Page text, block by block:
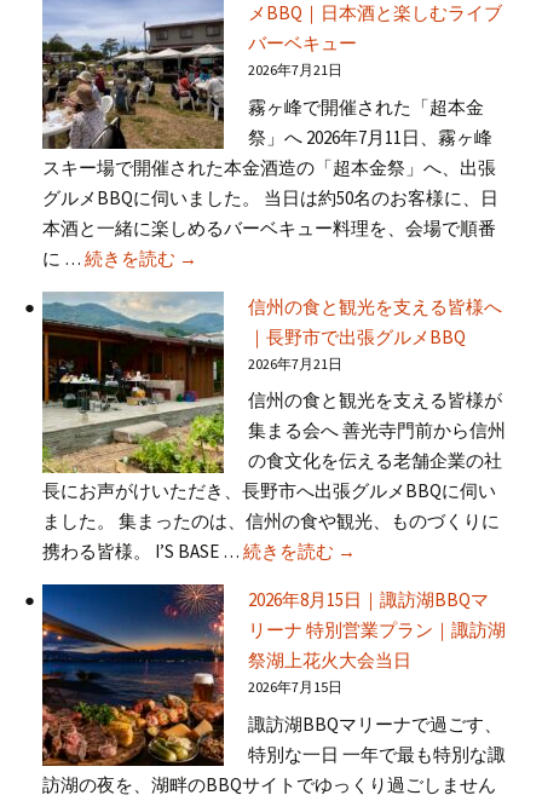
メBBQ｜日本酒と楽しむライブ
バーベキュー
2026年7月21日
霧ヶ峰で開催された「超本金
祭」へ 2026年7月11日、霧ヶ峰
スキー場で開催された本金酒造の「超本金祭」へ、出張
グルメBBQに伺いました。 当日は約50名のお客様に、日
本酒と一緒に楽しめるバーベキュー料理を、会場で順番
に … 続きを読む 霧ヶ峰「超本金祭」へ出張グルメBBQ｜日
→
信州の食と観光を支える皆様へ
｜長野市で出張グルメBBQ
2026年7月21日
信州の食と観光を支える皆様が
集まる会へ 善光寺門前から信州
の食文化を伝える老舗企業の社
長にお声がけいただき、長野市へ出張グルメBBQに伺い
ました。 集まったのは、信州の食や観光、ものづくりに
携わる皆様。 I’S BASE … 続きを読む 信州の食と観光を支え
→
2026年8月15日｜諏訪湖BBQマ
リーナ 特別営業プラン｜諏訪湖
祭湖上花火大会当日
2026年7月15日
諏訪湖BBQマリーナで過ごす、
特別な一日 一年で最も特別な諏
訪湖の夜を、湖畔のBBQサイトでゆっくり過ごしません